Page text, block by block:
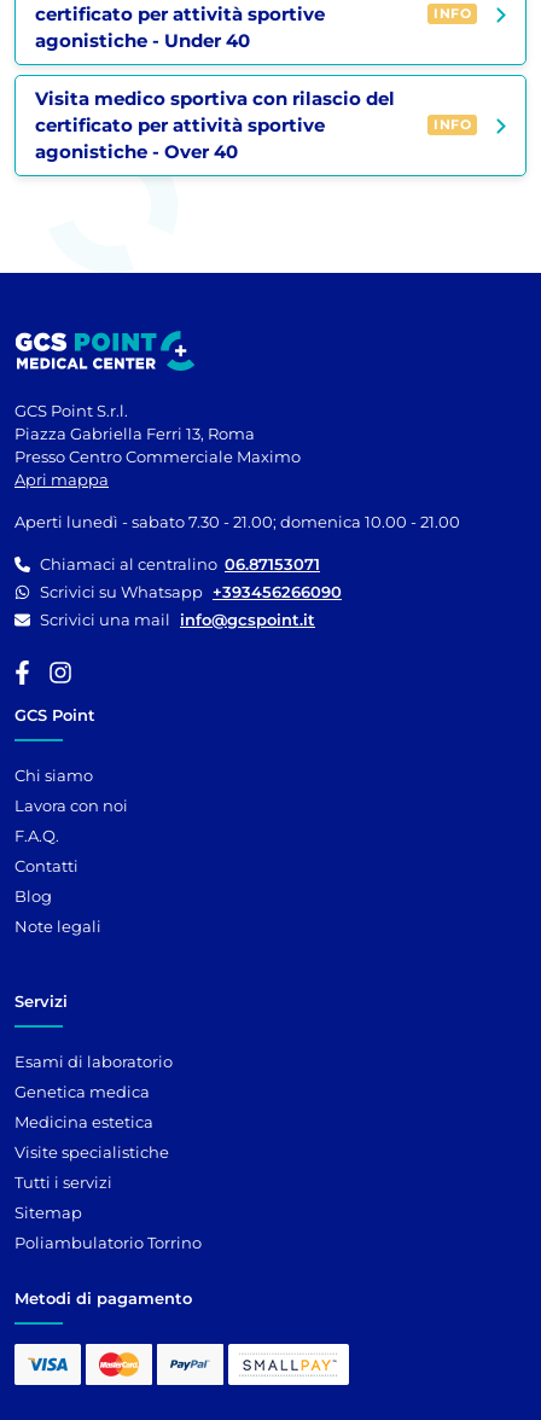
certificato per attività sportive
agonistiche - Under 40
INFO
Visita medico sportiva con rilascio del
certificato per attività sportive
agonistiche - Over 40
INFO
GCS Point S.r.l.
Piazza Gabriella Ferri 13, Roma
Presso Centro Commerciale Maximo
Apri mappa
Aperti lunedì - sabato 7.30 - 21.00; domenica 10.00 - 21.00
Chiamaci al centralino 06.87153071
Scrivici su Whatsapp +393456266090
Scrivici una mail
info@gcspoint.it
GCS Point
Chi siamo
Lavora con noi
F.A.Q.
Contatti
Blog
Note legali
Servizi
Esami di laboratorio
Genetica medica
Medicina estetica
Visite specialistiche
Tutti i servizi
Sitemap
Poliambulatorio Torrino
Metodi di pagamento